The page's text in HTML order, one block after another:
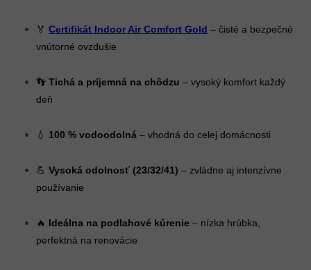
🏅 Certifikát Indoor Air Comfort Gold – čisté a bezpečné
vnútorné ovzdušie
👣 Tichá a príjemná na chôdzu – vysoký komfort každý
deň
💧 100 % vodoodolná – vhodná do celej domácnosti
💪 Vysoká odolnosť (23/32/41) – zvládne aj intenzívne
používanie
🔥 Ideálna na podlahové kúrenie – nízka hrúbka,
perfektná na renovácie